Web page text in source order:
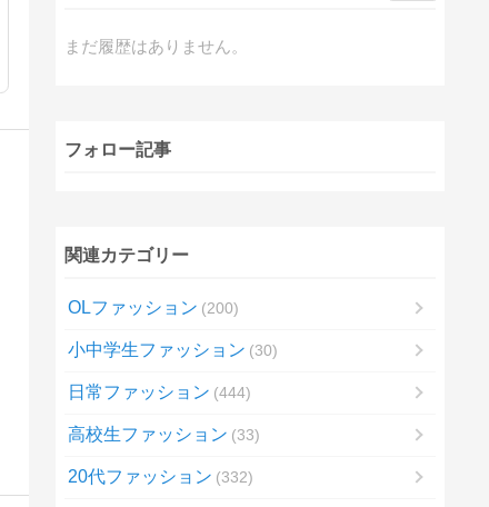
まだ履歴はありません。
フォロー記事
関連カテゴリー
OLファッション 200
小中学生ファッション 30
日常ファッション 444
高校生ファッション 33
20代ファッション 332